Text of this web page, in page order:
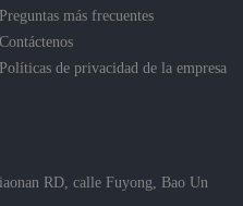
Preguntas más frecuentes
Contáctenos
Políticas de privacidad de la empresa
RD, calle Fuyong, Bao Un